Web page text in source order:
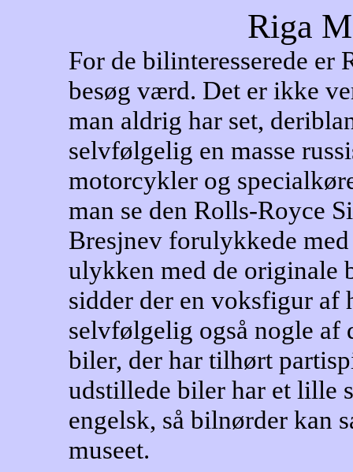
Riga
For de bilinteresserede er
besøg værd. Det er ikke
man aldrig har set,
selvfølgelig en masse
motorcykler og
man se den Rolls-Royce
Bresjnev forulykkede
ulykken med de originale
sidder der en voksfigur af
selvfølgelig også nogle af
biler, der har tilhørt
udstillede biler har et lille
engelsk, så bilnørder kan
museet.